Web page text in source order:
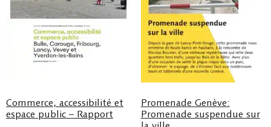
Commerce, accessibilité et
espace public – Rapport
Promenade Genève:
Promenade suspendue sur